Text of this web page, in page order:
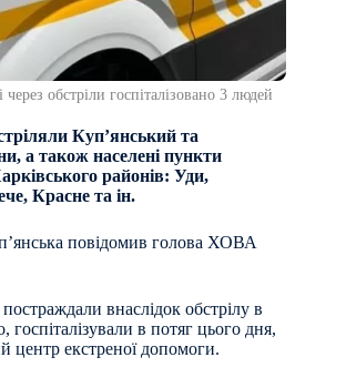
обстріли госпіталізовано 3 людей
Куп’янський та
а також населені пункти
районів: Уди,
Красне та ін.
повідомив голова ХОВА
постраждали внаслідок обстрілу в
госпіталізували в потяг цього дня,
центр екстреної допомоги.